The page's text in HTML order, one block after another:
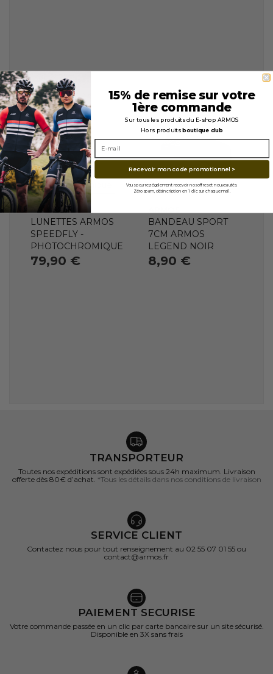
En stock
VERRES
Photochromique
ARMOS
LUNETTES ARMOS
SPEEDFLY -
PHOTOCHROMIQUE
79,90 €
Indisponible
BANDEAU SPORT
7CM ARMOS
LEGEND NOIR
8,90 €
TRANSPORTEUR
Toutes nos expéditions sont expédiées sous 24h maximum. Livraison
offerte dès 80€ d’achat. *Tous les détails dans nos conditions de livraison
SERVICE CLIENT
Contactez nous pour tout renseignement au 02 55 07 01 55 ou
contact@armos.fr
PAIEMENT SECURISE
Votre commande passée en un clic par carte bancaire sur un site sécurisé.
Disponible en 3X sans frais
15% de remise sur votre
1ère commande
Sur tous les produits du E-shop ARMOS
Hors produitsboutique club
Recevoir mon code promotionnel >
Vous pourrez également recevoir nos offres et nouveautés.
Zéro spam, désincription en 1 clic sur chaque mail.